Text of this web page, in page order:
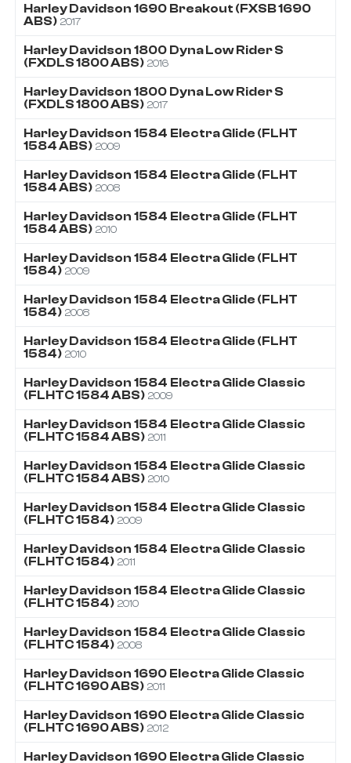
Harley Davidson 1690 Breakout (FXSB 1690
ABS) 2017
Harley Davidson 1800 Dyna Low Rider S
(FXDLS 1800 ABS) 2016
Harley Davidson 1800 Dyna Low Rider S
(FXDLS 1800 ABS) 2017
Harley Davidson 1584 Electra Glide (FLHT
1584 ABS) 2009
Harley Davidson 1584 Electra Glide (FLHT
1584 ABS) 2008
Harley Davidson 1584 Electra Glide (FLHT
1584 ABS) 2010
Harley Davidson 1584 Electra Glide (FLHT
1584) 2009
Harley Davidson 1584 Electra Glide (FLHT
1584) 2008
Harley Davidson 1584 Electra Glide (FLHT
1584) 2010
Harley Davidson 1584 Electra Glide Classic
(FLHTC 1584 ABS) 2009
Harley Davidson 1584 Electra Glide Classic
(FLHTC 1584 ABS) 2011
Harley Davidson 1584 Electra Glide Classic
(FLHTC 1584 ABS) 2010
Harley Davidson 1584 Electra Glide Classic
(FLHTC 1584) 2009
Harley Davidson 1584 Electra Glide Classic
(FLHTC 1584) 2011
Harley Davidson 1584 Electra Glide Classic
(FLHTC 1584) 2010
Harley Davidson 1584 Electra Glide Classic
(FLHTC 1584) 2008
Harley Davidson 1690 Electra Glide Classic
(FLHTC 1690 ABS) 2011
Harley Davidson 1690 Electra Glide Classic
(FLHTC 1690 ABS) 2012
Harley Davidson 1690 Electra Glide Classic